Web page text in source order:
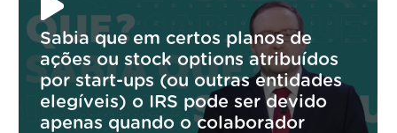
Sabia que em certos planos de
ações ou stock options atribuídos
por start-ups (ou outras entidades
elegíveis) o IRS pode ser devido
apenas quando o colaborador